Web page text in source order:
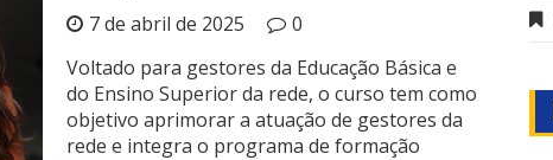
7 de abril de 2025
0
Voltado para gestores da Educação Básica e
do Ensino Superior da rede, o curso tem como
objetivo aprimorar a atuação de gestores da
rede e integra o programa de formação